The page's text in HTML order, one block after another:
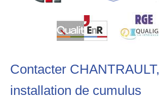
Contacter CHANTRAULT,
installation de cumulus